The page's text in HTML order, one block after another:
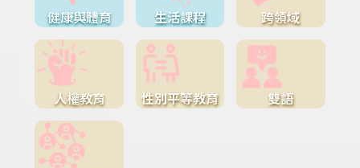
健康與體育 生活課程 跨領域
人權教育 性別平等教育 雙語